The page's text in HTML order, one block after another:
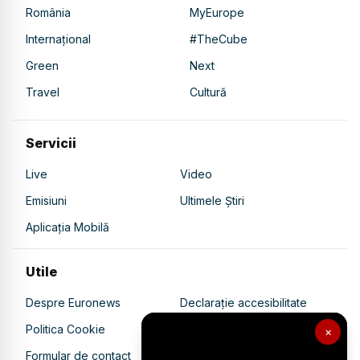
×
România
MyEurope
Internațional
#TheCube
Green
Next
Travel
Cultură
Servicii
Live
Video
Emisiuni
Ultimele Știri
Aplicația Mobilă
Utile
Despre Euronews
Declarație accesibilitate
Politica Cookie
Politica de confidențialitate
Formular de contact